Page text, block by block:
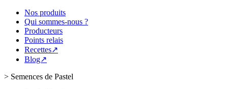
Nos produits
Qui sommes-nous ?
Producteurs
Points relais
Recettes↗
Blog↗
> Semences de Pastel